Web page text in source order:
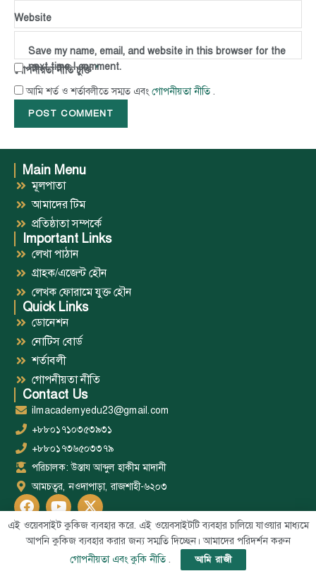
Website
Save my name, email, and website in this browser for the
next time I comment.
গোপনীয়তা নীতি চুক্তি*
আমি শর্ত ও শর্তাবলীতে সম্মত এবং গোপনীয়তা নীতি .
Main Menu
মূলপাতা
আমাদের টিম
প্রতিষ্ঠাতা সম্পর্কে
Important Links
লেখা পাঠান
গ্রাহক/এজেন্ট হৌন
লেখক ফোরামে যুক্ত হৌন
Quick Links
ডোনেশন
নোটিস বোর্ড
শর্তাবলী
গোপনীয়তা নীতি
Contact Us
ilmacademyedu23@gmail.com
+৮৮০১৭১০৩৫৩৯৩১
+৮৮০১৭৩৬৫০৩৩৭৯
পরিচালক: উস্তায আব্দুল হাকীম মাদানী
আমচত্বর, নওদাপাড়া, রাজশাহী-৬২০৩
All Right Reserved @Al-Ilm BD 2026-1447 – Developed byWeb
Developer Abu Bashar.
এই ওয়েবসাইট কুকিজ ব্যবহার করে. এই ওয়েবসাইটটি ব্যবহার চালিয়ে যাওয়ার মাধ্যমে
আপনি কুকিজ ব্যবহার করার জন্য সম্মতি দিচ্ছেন। আমাদের পরিদর্শন করুন
গোপনীয়তা এবং কুকি নীতি . আমি রাজী